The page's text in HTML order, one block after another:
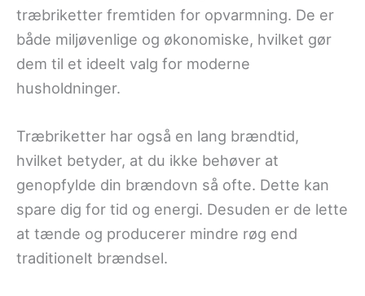
træbriketter fremtiden for opvarmning. De er
både miljøvenlige og økonomiske, hvilket gør
dem til et ideelt valg for moderne
husholdninger.
Træbriketter har også en lang brændtid,
hvilket betyder, at du ikke behøver at
genopfylde din brændovn så ofte. Dette kan
spare dig for tid og energi. Desuden er de lette
at tænde og producerer mindre røg end
traditionelt brændsel.